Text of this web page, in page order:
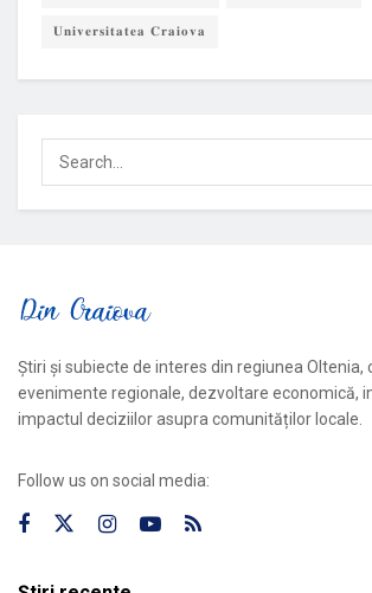
𝐔𝐧𝐢𝐯𝐞𝐫𝐬𝐢𝐭𝐚𝐭𝐞𝐚 𝐂𝐫𝐚𝐢𝐨𝐯𝐚
Știri și subiecte de interes din regiunea Oltenia,
evenimente regionale, dezvoltare economică,
impactul deciziilor asupra comunităților locale.
Follow us on social media: